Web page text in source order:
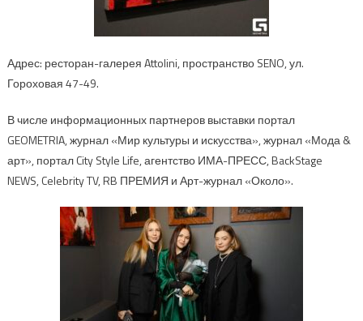
Адрес: ресторан-галерея Attolini, пространство SENO, ул.
Гороховая 47-49.
В числе информационных партнеров выставки портал
GEOMETRIA, журнал «Мир культуры и искусства», журнал «Мода &
арт», портал City Style Life, агентство ИМА-ПРЕСС, BackStage
NEWS, Celebrity TV, RB ПРЕМИЯ и Арт-журнал «Около».